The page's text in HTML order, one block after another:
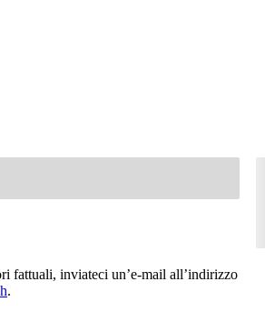
fattuali, inviateci un’e-mail all’indirizzo
.